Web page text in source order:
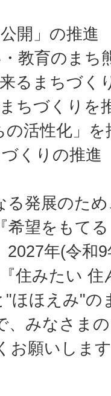
開」の推進
教育のまち
るまちづく
ちづくりを
活性化」を
くりの推進
る発展のた
希望をもて
2027年(令和
住みたい
ほほえみ"の
、みなさま
お願いしま